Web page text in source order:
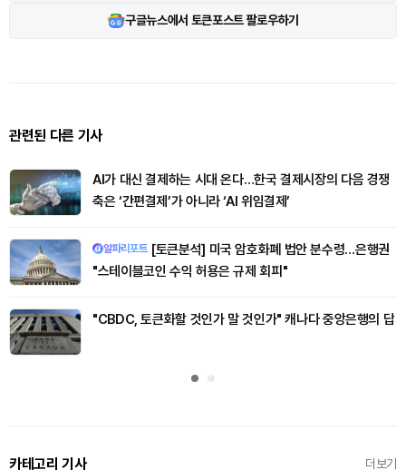
구글뉴스에서 토큰포스트 팔로우하기
관련된 다른 기사
AI가 대신 결제하는 시대 온다…한국 결제시장의 다음 경쟁
축은 ‘간편결제’가 아니라 ‘AI 위임결제’
알파리포트[토큰분석] 미국 암호화폐 법안 분수령…은행권
"스테이블코인 수익 허용은 규제 회피"
"CBDC, 토큰화할 것인가 말 것인가" 캐나다 중앙은행의 답
카테고리 기사 더보기